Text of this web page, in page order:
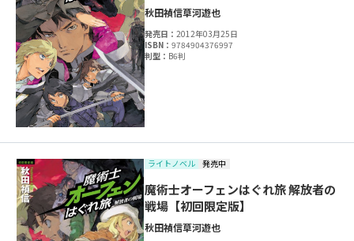
秋田禎信草河遊也
発売日：2012年03月25日
ISBN：9784904376997
判型： B6判
ライトノベル 発売中
魔術士オーフェンはぐれ旅 解放者の
戦場【初回限定版】
秋田禎信草河遊也